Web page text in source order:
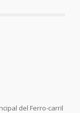
del Ferro-carril